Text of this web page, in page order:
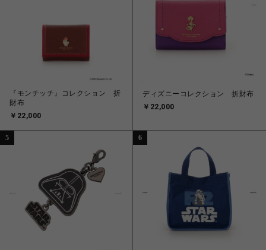
『モンチッチ』コレクション 折
財布
￥22,000
ディズニーコレクション 折財布
￥22,000
5 6